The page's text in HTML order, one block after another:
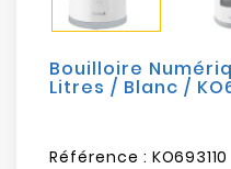
Loisirs
Bouilloire
Litres / Blanc /
Référence : KO693110